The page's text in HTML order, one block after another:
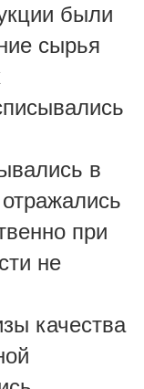
были
сырья
в
при
не
качества